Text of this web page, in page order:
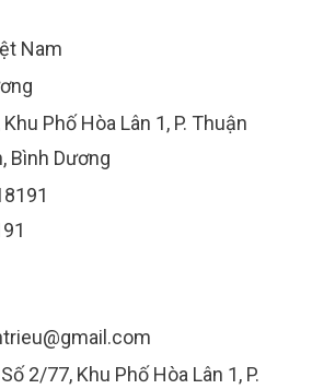
Nam
Phố Hòa Lân 1, P. Thuận
Bình Dương
Số 2/77, Khu Phố Hòa Lân 1, P.